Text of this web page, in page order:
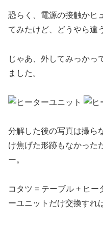
恐らく、電源の接触かヒ
てみたけど、どうやら違
じゃあ、外してみっかっ
ました。
分解した後の写真は撮ら
け焦げた形跡もなかった
ー。
コタツ = テーブル + ヒ
ーユニットだけ交換すれ